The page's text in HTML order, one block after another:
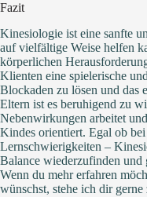
Fazit
Kinesiologie ist eine sanfte
auf vielfältige Weise helfen
körperlichen
Klienten eine spielerische
Blockaden zu lösen und das
Eltern ist es beruhigend zu
Nebenwirkungen arbeitet
Kindes orientiert. Egal ob
Lernschwierigkeiten –
Balance wiederzufinden und
Wenn du mehr erfahren
wünschst, stehe ich dir